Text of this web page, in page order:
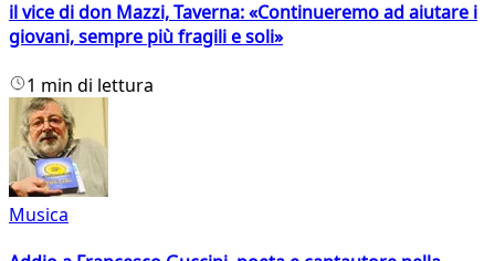
il vice di don Mazzi, Taverna: «Continueremo ad aiutare i
giovani, sempre più fragili e soli»
1 min di lettura
Musica